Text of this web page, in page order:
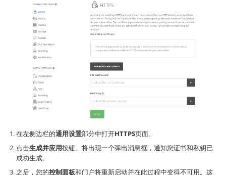
在左侧边栏的通用设置部分中打开HTTPS页面。
点击生成并应用按钮。将出现一个弹出消息框，通知您证书和私钥已
成功生成。
之后，您的控制面板和门户将重新启动并在此过程中变得不可用。这